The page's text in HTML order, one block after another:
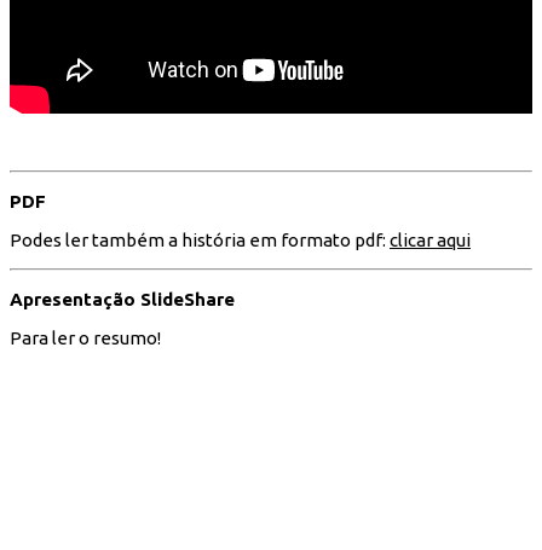
PDF
Podes ler também a história em formato pdf: clicar aqui
Apresentação SlideShare
Para ler o resumo!